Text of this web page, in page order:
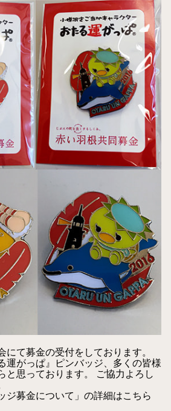
にて募金の受付をしております。
運がっぱ』ピンバッジ、多くの皆様
と思っております。 ご協力よろし
ジ募金について」の詳細はこちら